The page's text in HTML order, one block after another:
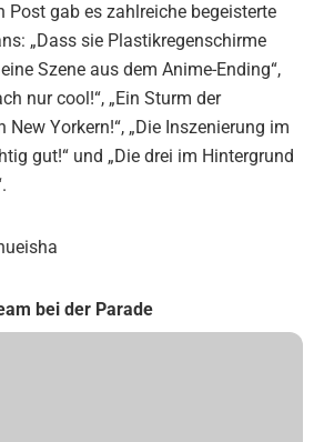
Post gab es zahlreiche begeisterte
„Dass sie Plastikregenschirme
Szene aus dem Anime-Ending“,
nur cool!“, „Ein Sturm der
New Yorkern!“, „Die Inszenierung im
gut!“ und „Die drei im Hintergrund
bei der Parade